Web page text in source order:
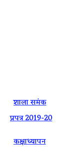
शाला समंक
प्रपत्र 2019-20
कक्षाध्यापन